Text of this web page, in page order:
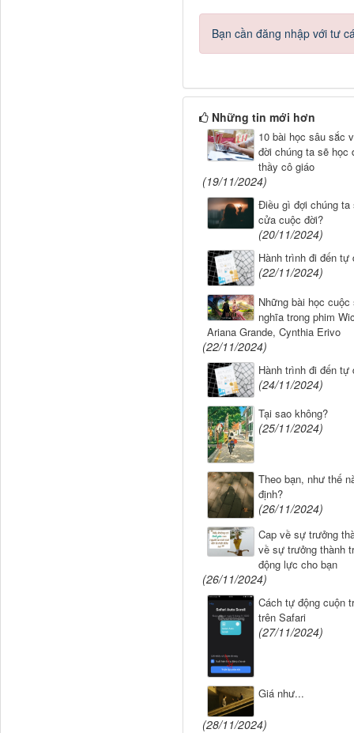
Bạn cần đăng nhập với tư
Những tin mới hơn
10 bài học sâu sắc
đời chúng ta sẽ học
thầy cô giáo
(19/11/2024)
Điều gì đợi chúng ta
cửa cuộc đời?
(20/11/2024)
Hành trình đi đến tự
(22/11/2024)
Những bài học cuộc
nghĩa trong phim
Ariana Grande, Cynthia Erivo
(22/11/2024)
Hành trình đi đến tự
(24/11/2024)
Tại sao không?
(25/11/2024)
Theo bạn, như thế
định?
(26/11/2024)
Cap về sự trưởng
về sự trưởng thành
động lực cho bạn
(26/11/2024)
Cách tự động cuộn
trên Safari
(27/11/2024)
Giá như...
(28/11/2024)